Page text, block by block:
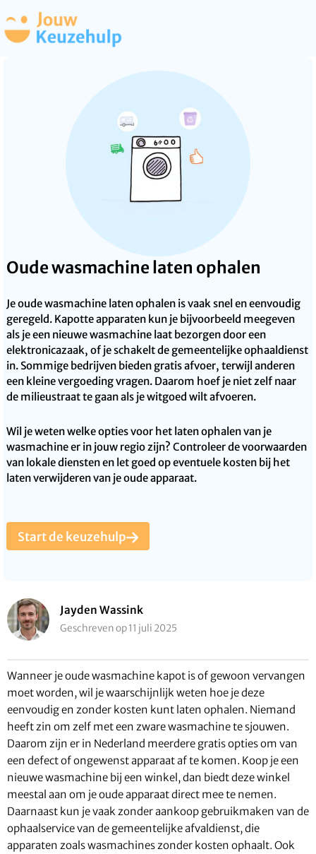
Oude wasmachine laten ophalen
Je oude wasmachine laten ophalen is vaak snel en eenvoudig
geregeld. Kapotte apparaten kun je bijvoorbeeld meegeven
als je een nieuwe wasmachine laat bezorgen door een
elektronicazaak, of je schakelt de gemeentelijke ophaaldienst
in. Sommige bedrijven bieden gratis afvoer, terwijl anderen
een kleine vergoeding vragen. Daarom hoef je niet zelf naar
de milieustraat te gaan als je witgoed wilt afvoeren.
Wil je weten welke opties voor het laten ophalen van je
wasmachine er in jouw regio zijn? Controleer de voorwaarden
van lokale diensten en let goed op eventuele kosten bij het
laten verwijderen van je oude apparaat.
Start de keuzehulp
Jayden Wassink
Geschreven op 11 juli 2025
Wanneer je oude wasmachine kapot is of gewoon vervangen
moet worden, wil je waarschijnlijk weten hoe je deze
eenvoudig en zonder kosten kunt laten ophalen. Niemand
heeft zin om zelf met een zware wasmachine te sjouwen.
Daarom zijn er in Nederland meerdere gratis opties om van
een defect of ongewenst apparaat af te komen. Koop je een
nieuwe wasmachine bij een winkel, dan biedt deze winkel
meestal aan om je oude apparaat direct mee te nemen.
Daarnaast kun je vaak zonder aankoop gebruikmaken van de
ophaalservice van de gemeentelijke afvaldienst, die
apparaten zoals wasmachines zonder kosten ophaalt. Ook